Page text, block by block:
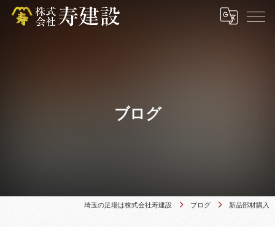
ブログ
埼玉の足場は株式会社寿建設 ブログ 新品部材購入